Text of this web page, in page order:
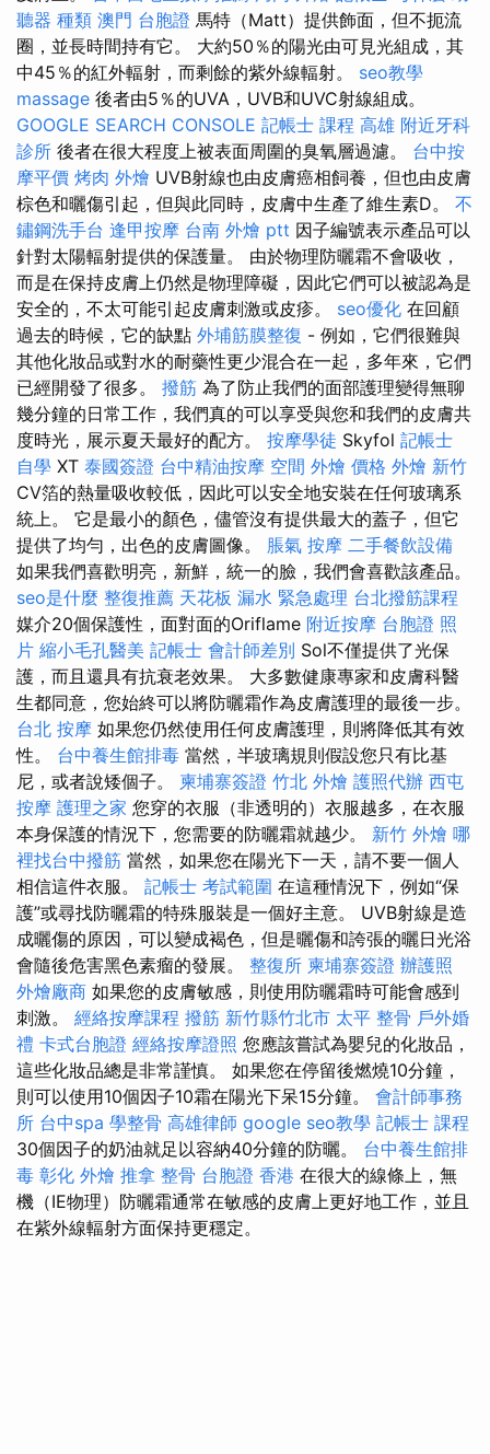
聽器 種類 澳門 台胞證 馬特（Matt）提供飾面，但不扼流
圈，並長時間持有它。 大約50％的陽光由可見光組成，其
中45％的紅外輻射，而剩餘的紫外線輻射。 seo教學
massage 後者由5％的UVA，UVB和UVC射線組成。
GOOGLE SEARCH CONSOLE 記帳士 課程 高雄 附近牙科
診所 後者在很大程度上被表面周圍的臭氧層過濾。 台中按
摩平價 烤肉 外燴 UVB射線也由皮膚癌相飼養，但也由皮膚
棕色和曬傷引起，但與此同時，皮膚中生產了維生素D。 不
鏽鋼洗手台 逢甲按摩 台南 外燴 ptt 因子編號表示產品可以
針對太陽輻射提供的保護量。 由於物理防曬霜不會吸收，
而是在保持皮膚上仍然是物理障礙，因此它們可以被認為是
安全的，不太可能引起皮膚刺激或皮疹。 seo優化 在回顧
過去的時候，它的缺點 外埔筋膜整復 - 例如，它們很難與
其他化妝品或對水的耐藥性更少混合在一起，多年來，它們
已經開發了很多。 撥筋 為了防止我們的面部護理變得無聊
幾分鐘的日常工作，我們真的可以享受與您和我們的皮膚共
度時光，展示夏天最好的配方。 按摩學徒 Skyfol 記帳士
自學 XT 泰國簽證 台中精油按摩 空間 外燴 價格 外燴 新竹
CV箔的熱量吸收較低，因此可以安全地安裝在任何玻璃系
統上。 它是最小的顏色，儘管沒有提供最大的蓋子，但它
提供了均勻，出色的皮膚圖像。 脹氣 按摩 二手餐飲設備
如果我們喜歡明亮，新鮮，統一的臉，我們會喜歡該產品。
seo是什麼 整復推薦 天花板 漏水 緊急處理 台北撥筋課程
媒介20個保護性，面對面的Oriflame 附近按摩 台胞證 照
片 縮小毛孔醫美 記帳士 會計師差別 Sol不僅提供了光保
護，而且還具有抗衰老效果。 大多數健康專家和皮膚科醫
生都同意，您始終可以將防曬霜作為皮膚護理的最後一步。
台北 按摩 如果您仍然使用任何皮膚護理，則將降低其有效
性。 台中養生館排毒 當然，半玻璃規則假設您只有比基
尼，或者說矮個子。 柬埔寨簽證 竹北 外燴 護照代辦 西屯
按摩 護理之家 您穿的衣服（非透明的）衣服越多，在衣服
本身保護的情況下，您需要的防曬霜就越少。 新竹 外燴 哪
裡找台中撥筋 當然，如果您在陽光下一天，請不要一個人
相信這件衣服。 記帳士 考試範圍 在這種情況下，例如“保
護”或尋找防曬霜的特殊服裝是一個好主意。 UVB射線是造
成曬傷的原因，可以變成褐色，但是曬傷和誇張的曬日光浴
會隨後危害黑色素瘤的發展。 整復所 柬埔寨簽證 辦護照
外燴廠商 如果您的皮膚敏感，則使用防曬霜時可能會感到
刺激。 經絡按摩課程 撥筋 新竹縣竹北市 太平 整骨 戶外婚
禮 卡式台胞證 經絡按摩證照 您應該嘗試為嬰兒的化妝品，
這些化妝品總是非常謹慎。 如果您在停留後燃燒10分鐘，
則可以使用10個因子10霜在陽光下呆15分鐘。 會計師事務
所 台中spa 學整骨 高雄律師 google seo教學 記帳士 課程
30個因子的奶油就足以容納40分鐘的防曬。 台中養生館排
毒 彰化 外燴 推拿 整骨 台胞證 香港 在很大的線條上，無
機（IE物理）防曬霜通常在敏感的皮膚上更好地工作，並且
在紫外線輻射方面保持更穩定。